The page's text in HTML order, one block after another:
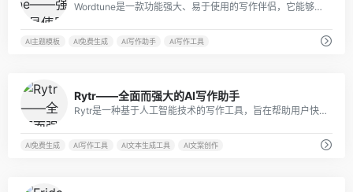
Wordtune是一款功能强大、易于使用的写作伴侣，它能够为用户提供语言检测、文本改写、写作建议、模板库、导出和分享等多种功能，帮助用户改进写作质量、提高文章可读性和吸引力。
AI主题模板 AI免费生成 AI写作助手 AI写作工具
Rytr——全面而强大的AI写作助手
Rytr是一种基于人工智能技术的写作工具，旨在帮助用户快速、轻松地创建高质量、独特的内容。它适用于各种场景，包括社交媒体、营销、新闻报道、产品描述等。
AI免费生成 AI写作工具 AI文本生成工具 AI文案创作